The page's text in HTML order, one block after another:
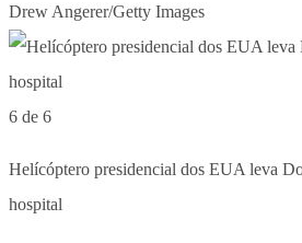
Drew Angerer/Getty Images
6 de 6
Helícóptero presidencial dos EUA leva
hospital